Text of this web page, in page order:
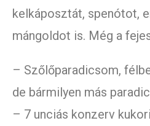
kelkáposztát, spenótot,
mángoldot is. Még a
– Szőlőparadicsom,
de bármilyen más
– 7 unciás konzerv